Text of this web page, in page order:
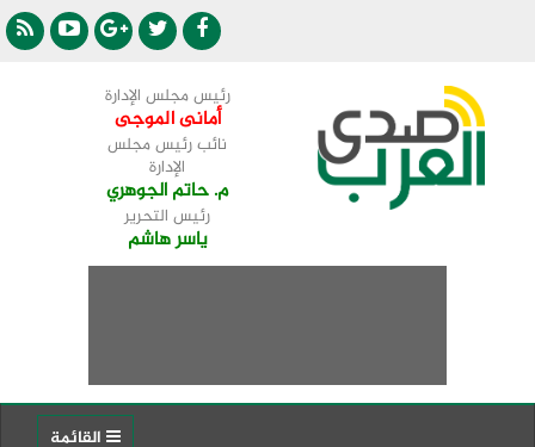
رئيس مجلس الإدارة
أمانى الموجى
نائب رئيس مجلس
الإدارة
م. حاتم الجوهري
رئيس التحرير
ياسر هاشم